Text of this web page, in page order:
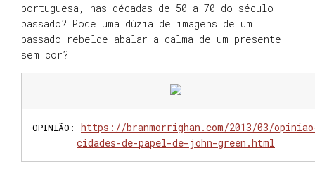
portuguesa, nas décadas de 50 a 70 do século
passado? Pode uma dúzia de imagens de um
passado rebelde abalar a calma de um presente
sem cor?
OPINIÃO : https://branmorrighan.com/2013/03/
cidades-de-papel-de-john-green.html